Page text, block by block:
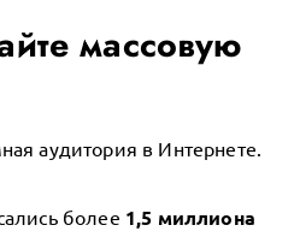
массовую
аудитория в Интернете.
более 1,5 миллиона